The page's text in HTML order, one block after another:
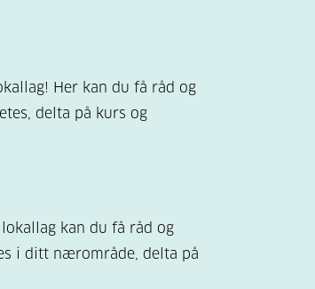
Her kan du få råd og
delta på kurs og
lokallag kan du få råd og
i ditt nærområde, delta på